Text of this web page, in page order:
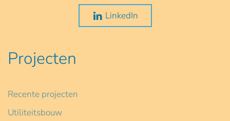
LinkedIn
Projecten
Recente projecten
Utiliteitsbouw